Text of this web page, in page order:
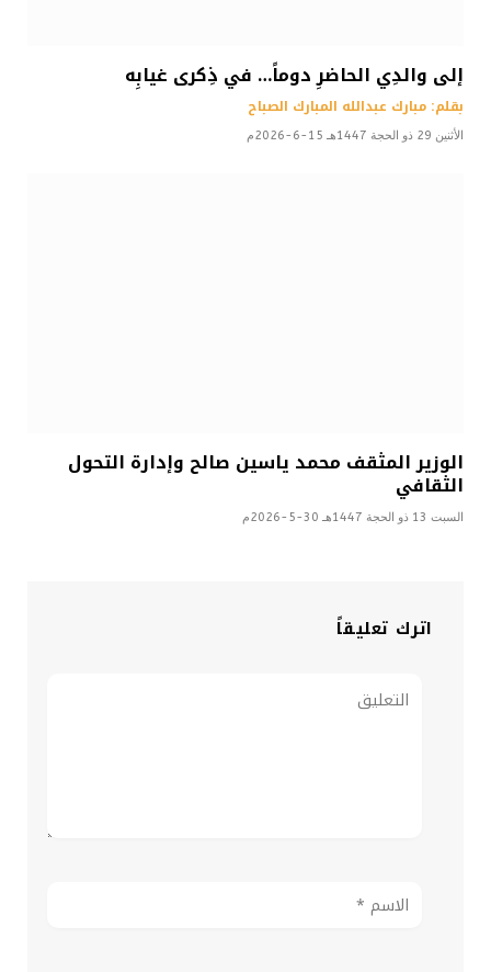
إلى والدِي الحاضرِ دوماً… في ذِكرى غيابِه
بقلم: مبارك عبدالله المبارك الصباح
الأثنين 29 ذو الحجة 1447هـ 15-6-2026م
الوزير المثقف محمد ياسين صالح وإدارة التحول
الثقافي
السبت 13 ذو الحجة 1447هـ 30-5-2026م
اترك تعليقاً